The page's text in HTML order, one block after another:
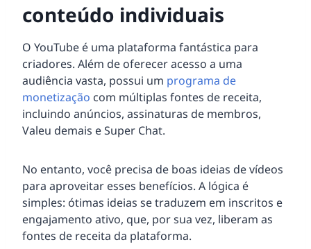
conteúdo individuais
O YouTube é uma plataforma fantástica para
criadores. Além de oferecer acesso a uma
audiência vasta, possui um programa de
monetização com múltiplas fontes de receita,
incluindo anúncios, assinaturas de membros,
Valeu demais e Super Chat.
No entanto, você precisa de boas ideias de vídeos
para aproveitar esses benefícios. A lógica é
simples: ótimas ideias se traduzem em inscritos e
engajamento ativo, que, por sua vez, liberam as
fontes de receita da plataforma.